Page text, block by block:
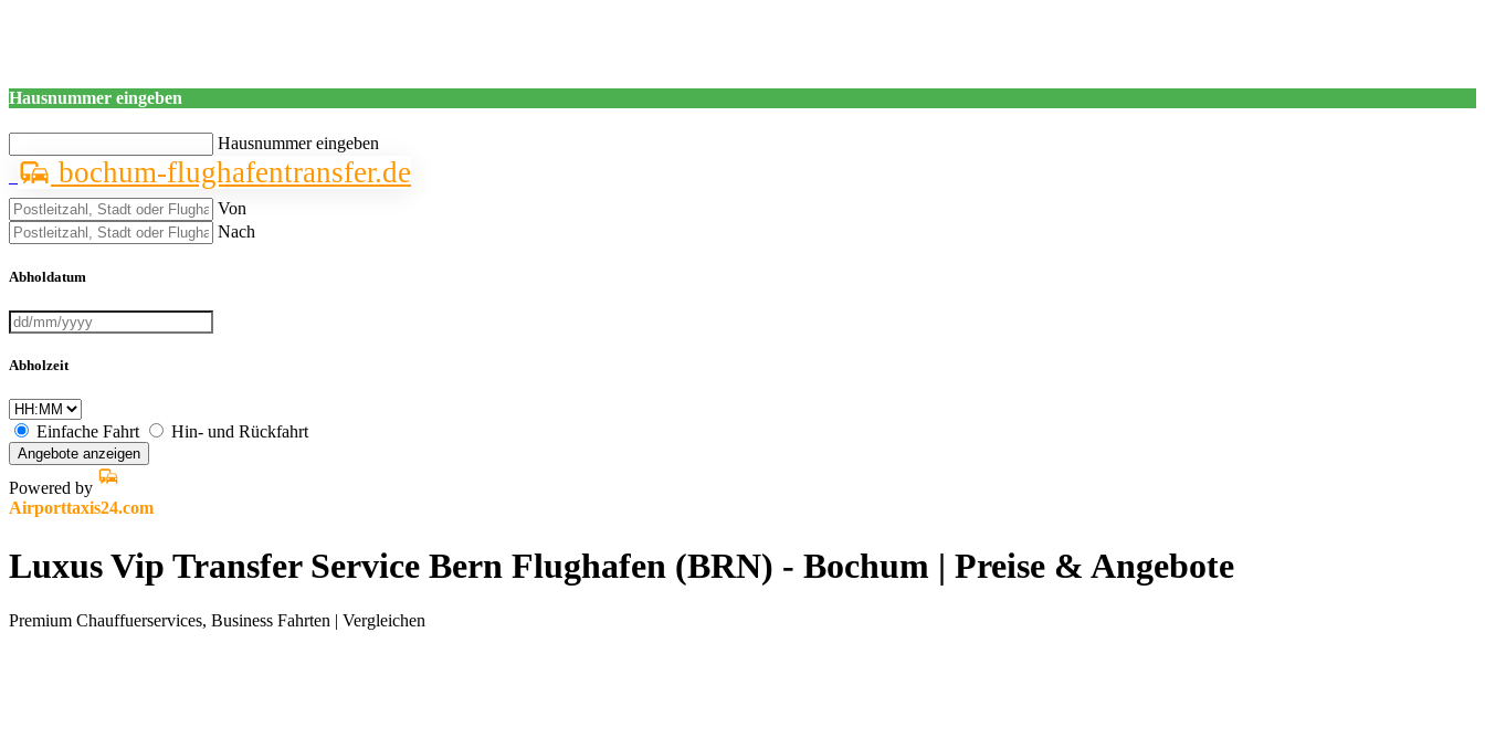
Hausnummer eingeben
Hausnummer eingeben
bochum-flughafentransfer.de
Von
Nach
Abholdatum
Abholzeit
Einfache Fahrt Hin- und Rückfahrt
Angebote anzeigen
Powered by
Airporttaxis24.com
Luxus Vip Transfer Service Bern Flughafen (BRN) - Bochum | Preise & Angebote
Premium Chauffuerservices, Business Fahrten | Vergleichen